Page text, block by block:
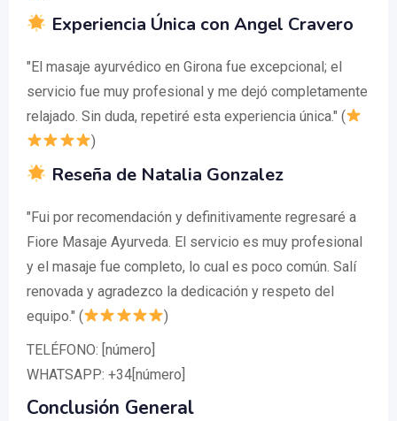
Experiencia Única con Angel Cravero
"El masaje ayurvédico en Girona fue excepcional; el
servicio fue muy profesional y me dejó completamente
relajado. Sin duda, repetiré esta experiencia única." (
)
Reseña de Natalia Gonzalez
"Fui por recomendación y definitivamente regresaré a
Fiore Masaje Ayurveda. El servicio es muy profesional
y el masaje fue completo, lo cual es poco común. Salí
renovada y agradezco la dedicación y respeto del
equipo." (
)
TELÉFONO: [número]
WHATSAPP: +34[número]
Conclusión General